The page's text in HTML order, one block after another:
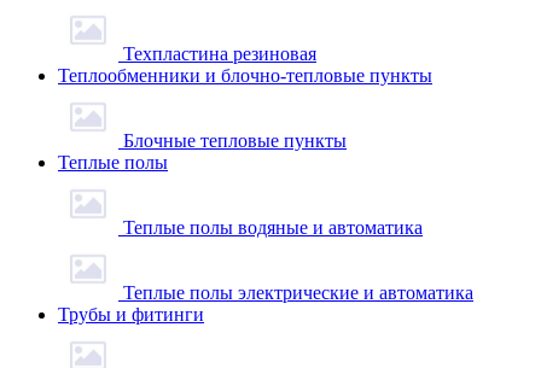
Техпластина резиновая
Теплообменники и блочно-тепловые пункты
Блочные тепловые пункты
Теплые полы
Теплые полы водяные и автоматика
Теплые полы электрические и автоматика
Трубы и фитинги